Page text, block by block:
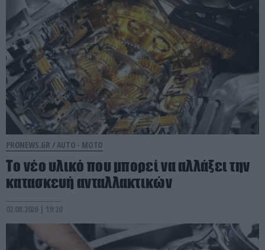
PRONEWS.GR /AUTO - MOTO
Το νέο υλικό που μπορεί να αλλάξει την
κατασκευή ανταλλακτικών
02.08.2026 | 19:20